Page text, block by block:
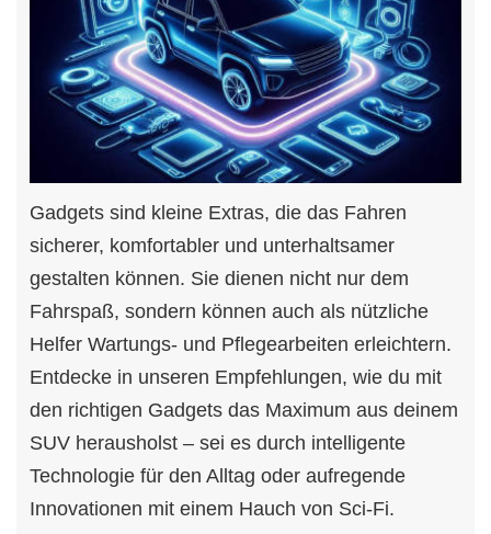
Gadgets sind kleine Extras, die das Fahren
sicherer, komfortabler und unterhaltsamer
gestalten können. Sie dienen nicht nur dem
Fahrspaß, sondern können auch als nützliche
Helfer Wartungs- und Pflegearbeiten erleichtern.
Entdecke in unseren Empfehlungen, wie du mit
den richtigen Gadgets das Maximum aus deinem
SUV herausholst – sei es durch intelligente
Technologie für den Alltag oder aufregende
Innovationen mit einem Hauch von Sci-Fi.